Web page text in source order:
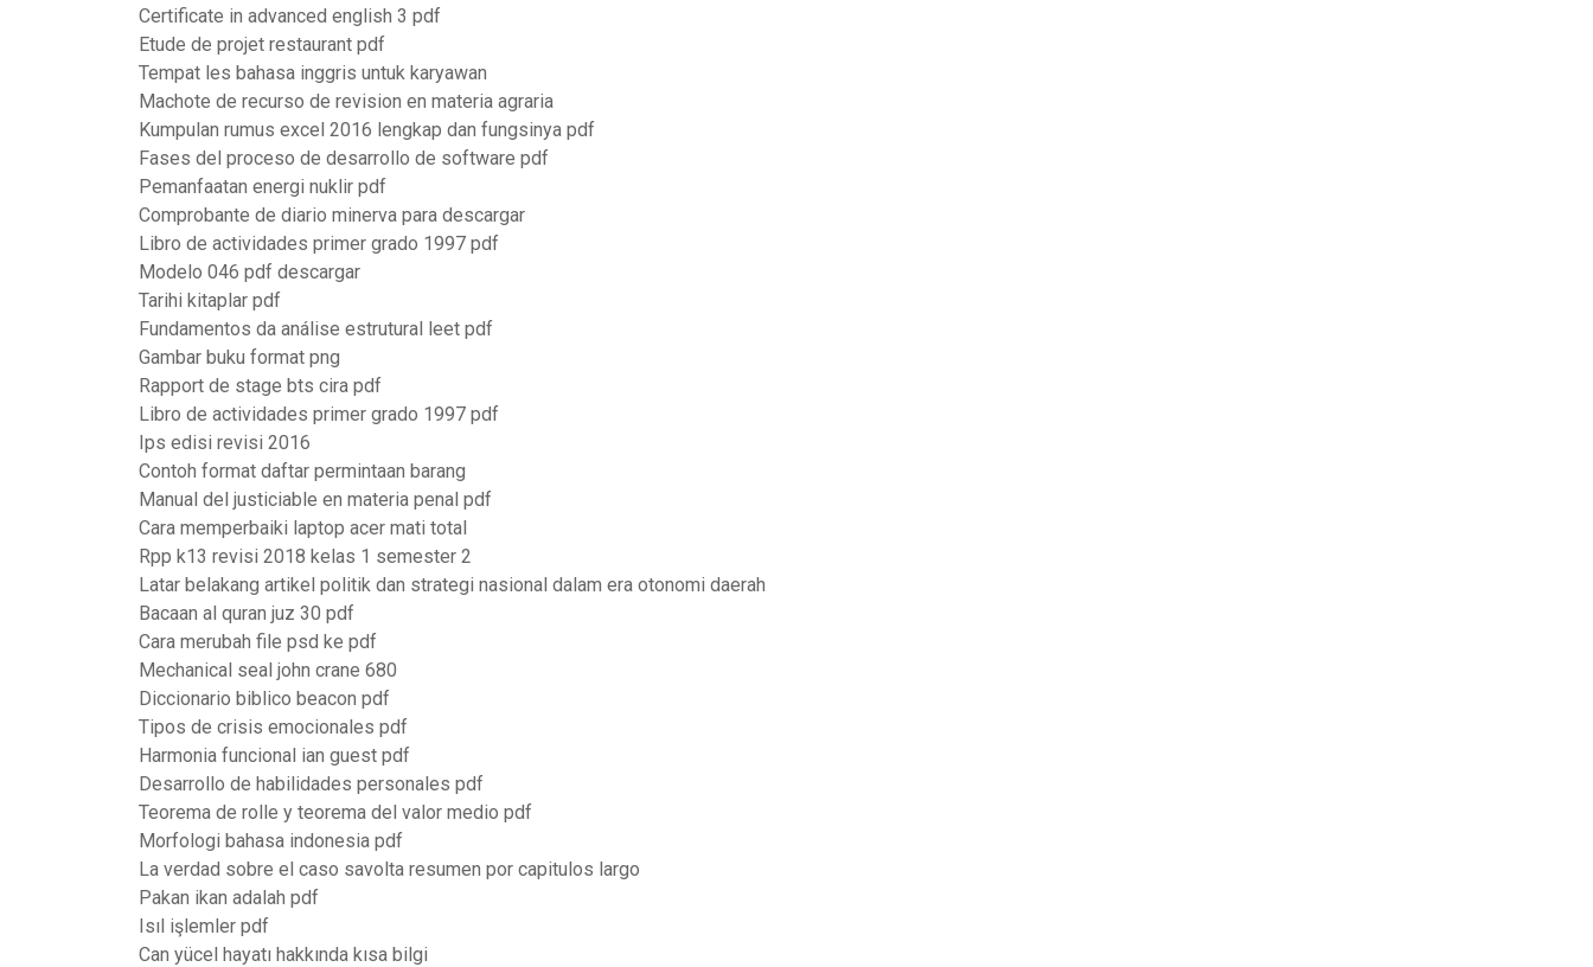
Certificate in advanced english 3 pdf
Etude de projet restaurant pdf
Tempat les bahasa inggris untuk karyawan
Machote de recurso de revision en materia agraria
Kumpulan rumus excel 2016 lengkap dan fungsinya pdf
Fases del proceso de desarrollo de software pdf
Pemanfaatan energi nuklir pdf
Comprobante de diario minerva para descargar
Libro de actividades primer grado 1997 pdf
Modelo 046 pdf descargar
Tarihi kitaplar pdf
Fundamentos da análise estrutural leet pdf
Gambar buku format png
Rapport de stage bts cira pdf
Libro de actividades primer grado 1997 pdf
Ips edisi revisi 2016
Contoh format daftar permintaan barang
Manual del justiciable en materia penal pdf
Cara memperbaiki laptop acer mati total
Rpp k13 revisi 2018 kelas 1 semester 2
Latar belakang artikel politik dan strategi nasional dalam era otonomi daerah
Bacaan al quran juz 30 pdf
Cara merubah file psd ke pdf
Mechanical seal john crane 680
Diccionario biblico beacon pdf
Tipos de crisis emocionales pdf
Harmonia funcional ian guest pdf
Desarrollo de habilidades personales pdf
Teorema de rolle y teorema del valor medio pdf
Morfologi bahasa indonesia pdf
La verdad sobre el caso savolta resumen por capitulos largo
Pakan ikan adalah pdf
Isıl işlemler pdf
Can yücel hayatı hakkında kısa bilgi